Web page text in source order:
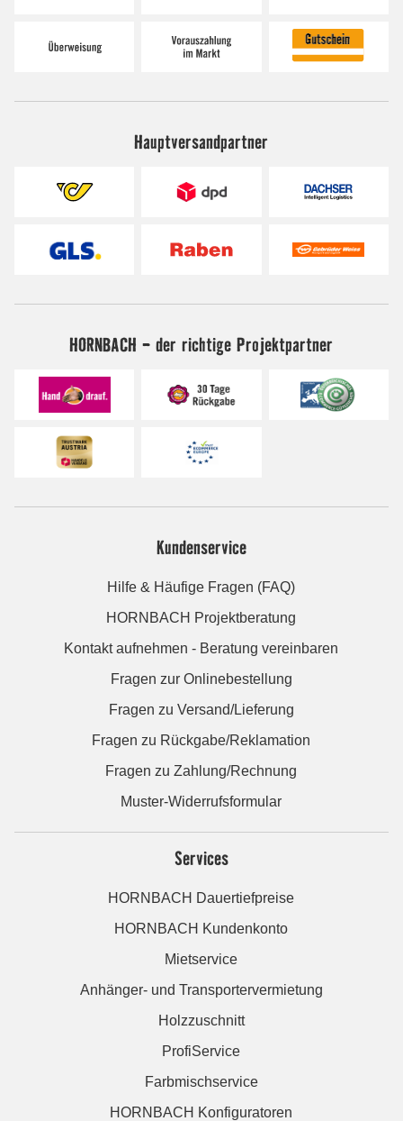
Hauptversandpartner
HORNBACH - der richtige Projektpartner
Kundenservice
Hilfe & Häufige Fragen (FAQ)
HORNBACH Projektberatung
Kontakt aufnehmen - Beratung vereinbaren
Fragen zur Onlinebestellung
Fragen zu Versand/Lieferung
Fragen zu Rückgabe/Reklamation
Fragen zu Zahlung/Rechnung
Muster-Widerrufsformular
Services
HORNBACH Dauertiefpreise
HORNBACH Kundenkonto
Mietservice
Anhänger- und Transportervermietung
Holzzuschnitt
ProfiService
Farbmischservice
HORNBACH Konfiguratoren